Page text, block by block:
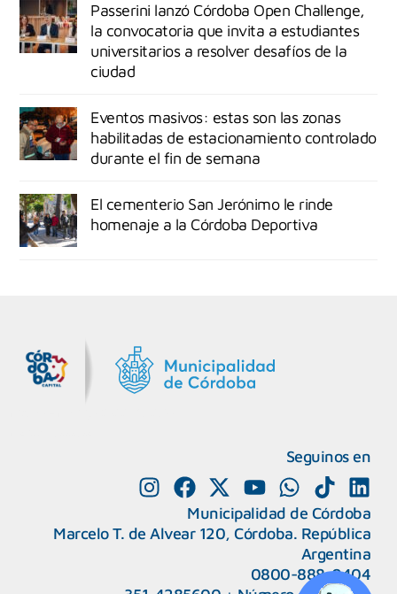
Passerini lanzó Córdoba Open Challenge,
la convocatoria que invita a estudiantes
universitarios a resolver desafíos de la
ciudad
Eventos masivos: estas son las zonas
habilitadas de estacionamiento controlado
durante el fin de semana
El cementerio San Jerónimo le rinde
homenaje a la Córdoba Deportiva
Seguinos en
Municipalidad de Córdoba
Marcelo T. de Alvear 120, Córdoba. República
Argentina
0800-888-0404